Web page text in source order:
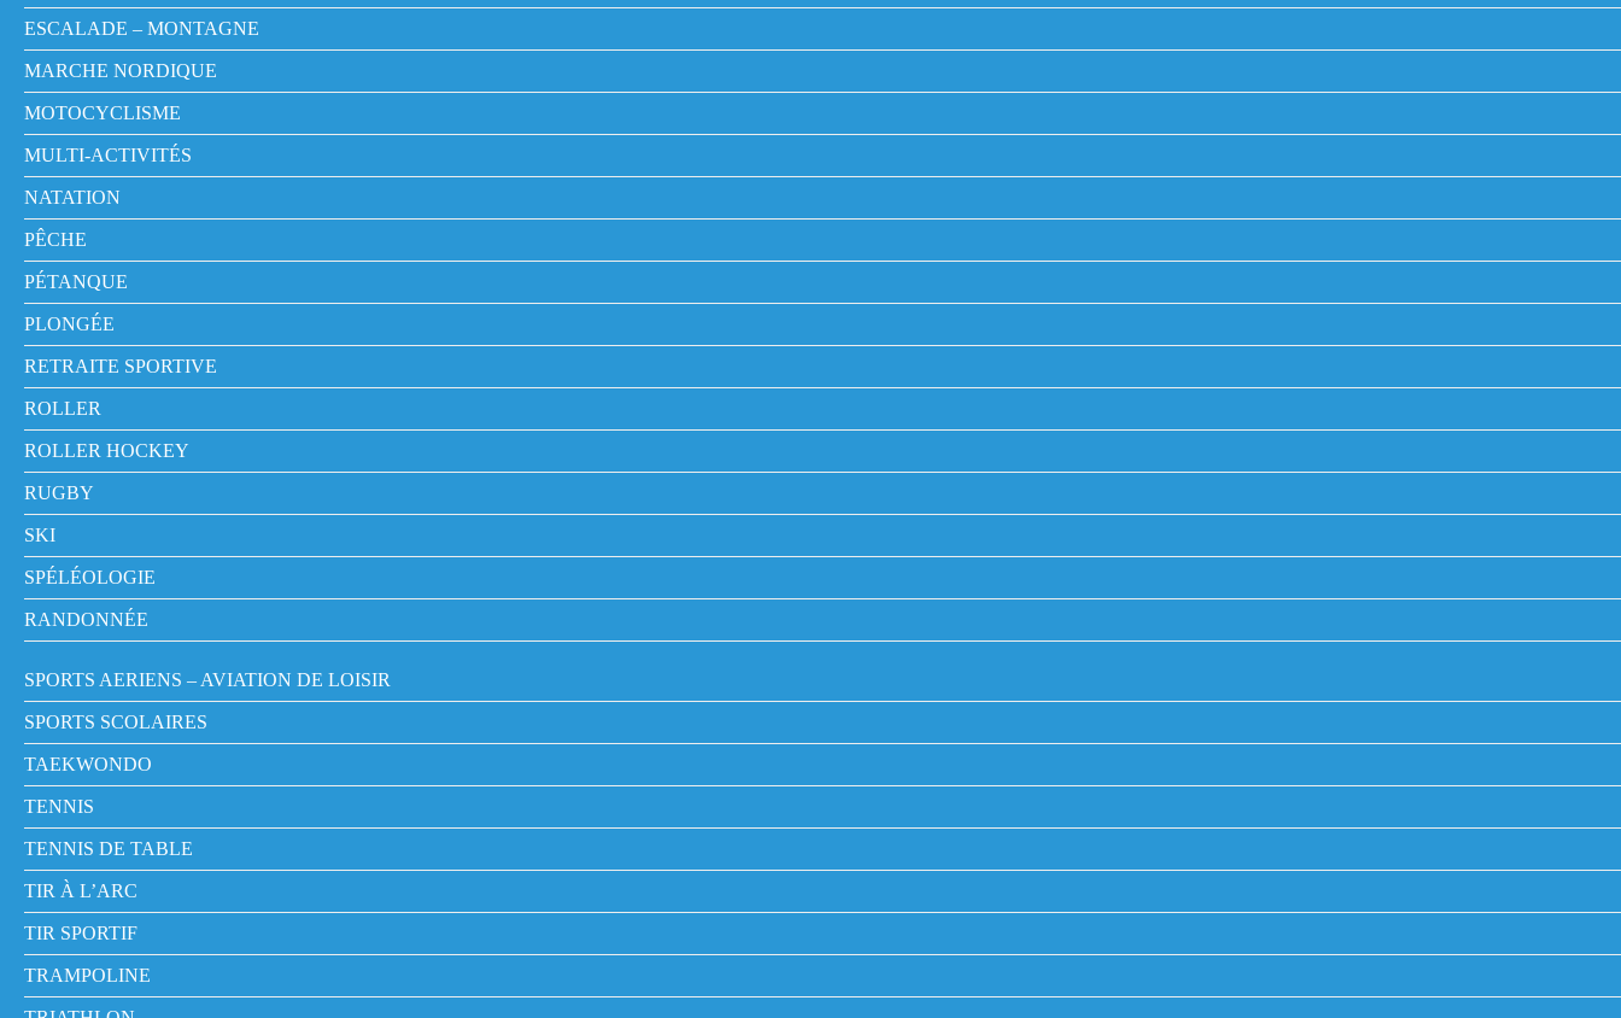
ESCALADE – MONTAGNE
MARCHE NORDIQUE
MOTOCYCLISME
MULTI-ACTIVITÉS
NATATION
PÊCHE
PÉTANQUE
PLONGÉE
RETRAITE SPORTIVE
ROLLER
ROLLER HOCKEY
RUGBY
SKI
SPÉLÉOLOGIE
RANDONNÉE
SPORTS AERIENS – AVIATION DE LOISIR
SPORTS SCOLAIRES
TAEKWONDO
TENNIS
TENNIS DE TABLE
TIR À L’ARC
TIR SPORTIF
TRAMPOLINE